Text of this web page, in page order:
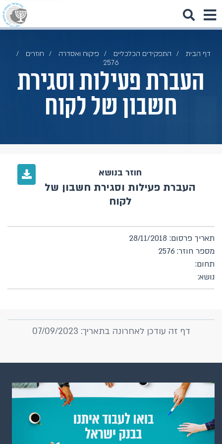
דף הבית התפקידים הכלכליים פיקוח ואסדרה
חוזרים
2576
העברת פעילות וסגירת
חשבון של לקוח
חוזר בנושא
העברת פעילות וסגירת חשבון של
לקוח
תאריך פרסום: 28/11/2018
מספר חוזר: 2576
תחום:
נושא:
דף זה עודכן לאחרונה בתאריך: 07/09/2023